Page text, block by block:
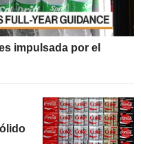
impulsada por el